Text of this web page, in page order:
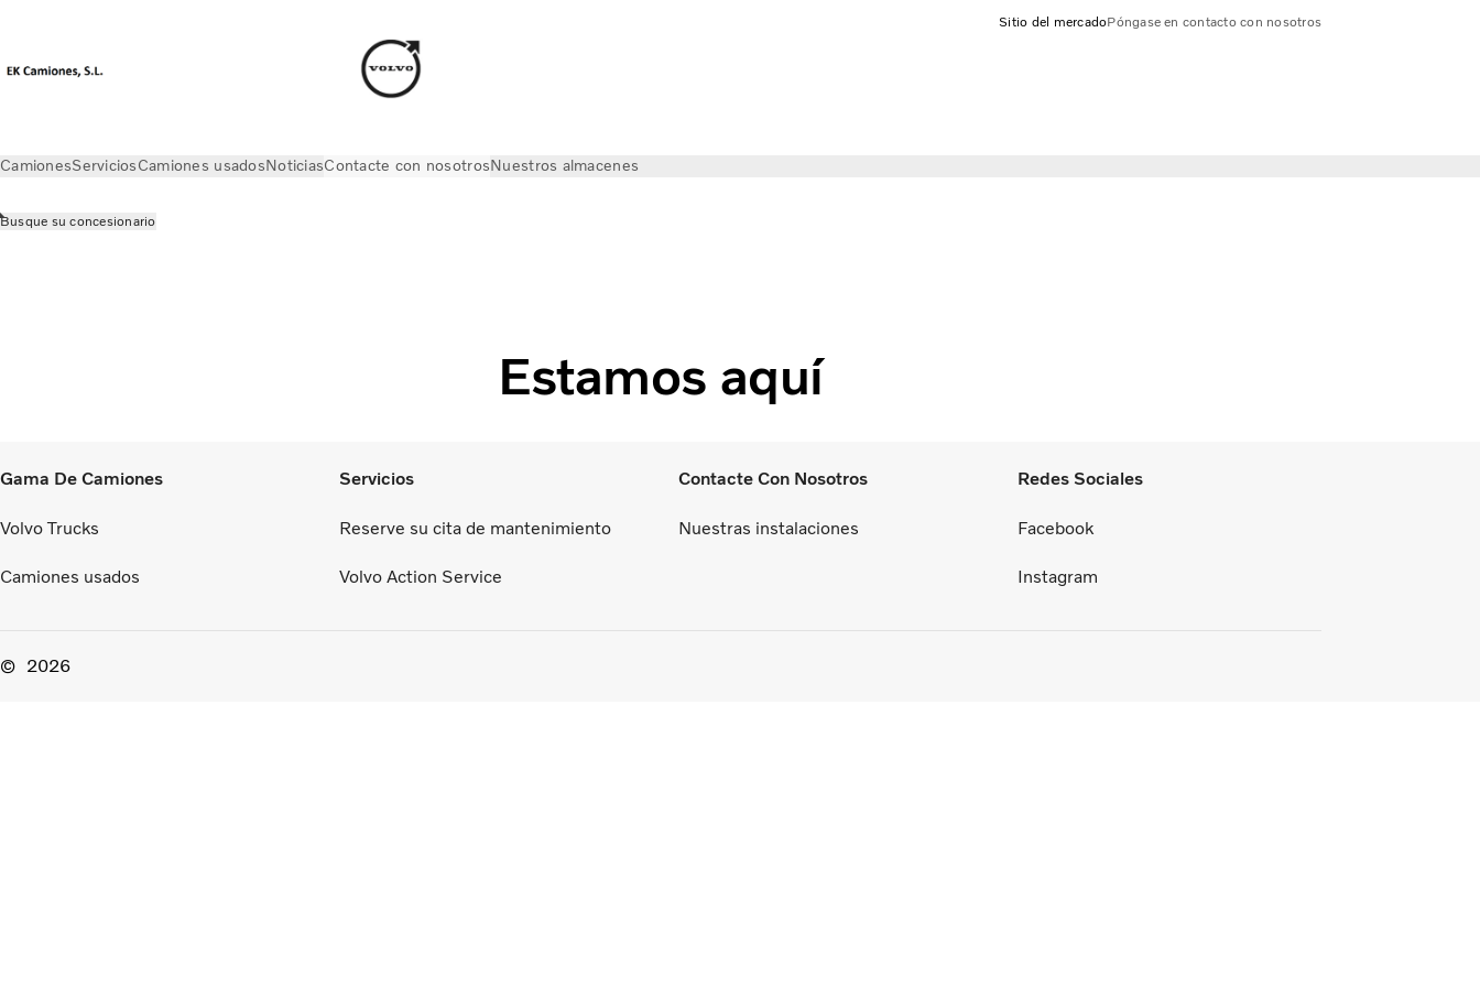
Sitio del mercadoPóngase en contacto con nosotros
CamionesServiciosCamiones usadosNoticiasContacte con nosotrosNuestros almacenes
Busque su concesionario
Estamos aquí
Gama De Camiones
Volvo Trucks
Camiones usados
Servicios
Reserve su cita de mantenimiento
Volvo Action Service
Contacte Con Nosotros
Nuestras instalaciones
Redes Sociales
Facebook
Instagram
2026